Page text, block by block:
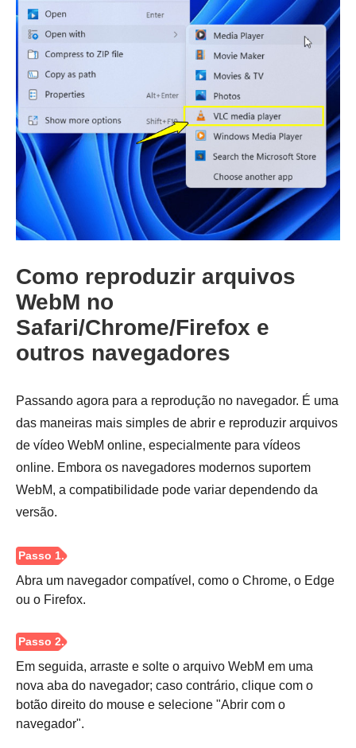
Como reproduzir arquivos
WebM no
Safari/Chrome/Firefox e
outros navegadores
Passando agora para a reprodução no navegador. É uma
das maneiras mais simples de abrir e reproduzir arquivos
de vídeo WebM online, especialmente para vídeos
online. Embora os navegadores modernos suportem
WebM, a compatibilidade pode variar dependendo da
versão.
Abra um navegador compatível, como o Chrome, o Edge
ou o Firefox.
Em seguida, arraste e solte o arquivo WebM em uma
nova aba do navegador; caso contrário, clique com o
botão direito do mouse e selecione "Abrir com o
navegador".